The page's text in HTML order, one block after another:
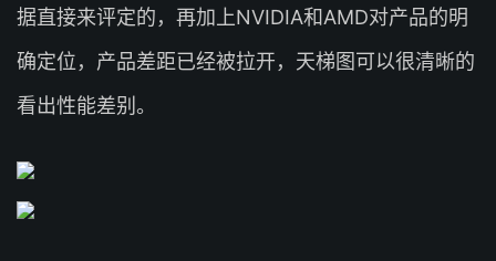
据直接来评定的，再加上NVIDIA和AMD对产品的明
确定位，产品差距已经被拉开，天梯图可以很清晰的
看出性能差别。